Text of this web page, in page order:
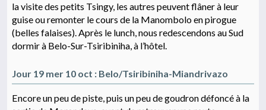
la visite des petits Tsingy, les autres peuvent flâner à leur
guise ou remonter le cours de la Manombolo en pirogue
(belles falaises). Après le lunch, nous redescendons au Sud
dormir à Belo-Sur-Tsiribiniha, à l’hôtel.
Jour 19 mer 10 oct : Belo/Tsiribiniha-Miandrivazo
Encore un peu de piste, puis un peu de goudron défoncé à la